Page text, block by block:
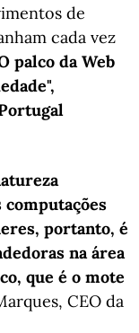
de
cada vez
palco da Web
computações
portanto, é
na área
que é o mote
CEO da